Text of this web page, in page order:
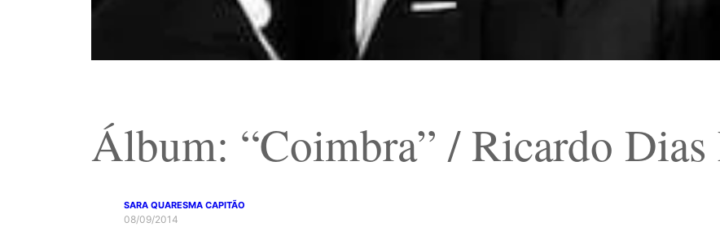
Álbum: “Coimbra” / Ricardo Dias
SARA QUARESMA CAPITÃO
08/09/2014